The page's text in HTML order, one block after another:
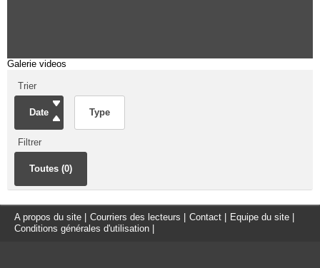
Galerie videos
Trier
Date Type
Filtrer
Toutes (0)
A propos du site Courriers des lecteurs Contact Equipe du site
Conditions générales d'utilisation